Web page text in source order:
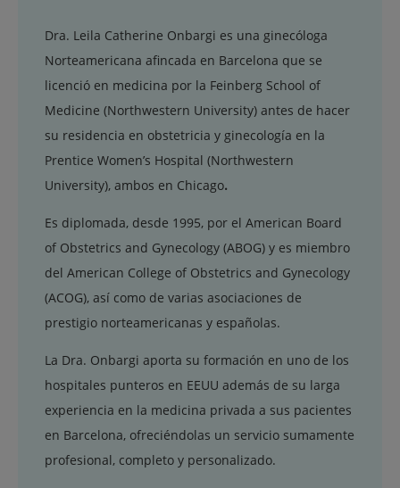
Dra. Leila Catherine Onbargi es una ginecóloga
Norteamericana afincada en Barcelona que se
licenció en medicina por la Feinberg School of
Medicine (Northwestern University) antes de hacer
su residencia en obstetricia y ginecología en la
Prentice Women’s Hospital (Northwestern
University), ambos en Chicago.
Es diplomada, desde 1995, por el American Board
of Obstetrics and Gynecology (ABOG) y es miembro
del American College of Obstetrics and Gynecology
(ACOG), así como de varias asociaciones de
prestigio norteamericanas y españolas.
La Dra. Onbargi aporta su formación en uno de los
hospitales punteros en EEUU además de su larga
experiencia en la medicina privada a sus pacientes
en Barcelona, ofreciéndolas un servicio sumamente
profesional, completo y personalizado.